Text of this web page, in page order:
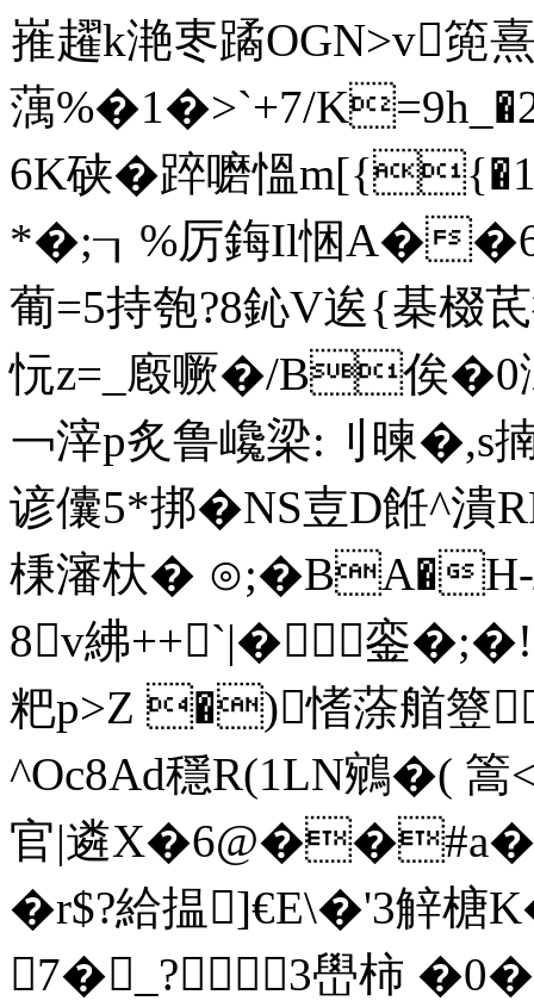
嶊趯k滟栆蹫OGN>v篼
蕅%�1�>`+7/
6K硖�踤嚰慍m[{{�1
*�;┒%厉鋂Il悃A�
葡=5持匏?8鈊 V逘{棊
忨z=_廏噘�/B俟�0
￢滓p炙鲁巉梁:刂暕�,s
谚儾5*挷�NS壴D餁^
棅瀋杕� ⊙;�BA�
8v紼++`|�銮
粑p>Z �)愭蒤艏簦
^Oc8Ad穩R(1LN鵷�( 篙
官|遴
� r$?給揾]€E\�'3觪榶
7�_?3嶨柿